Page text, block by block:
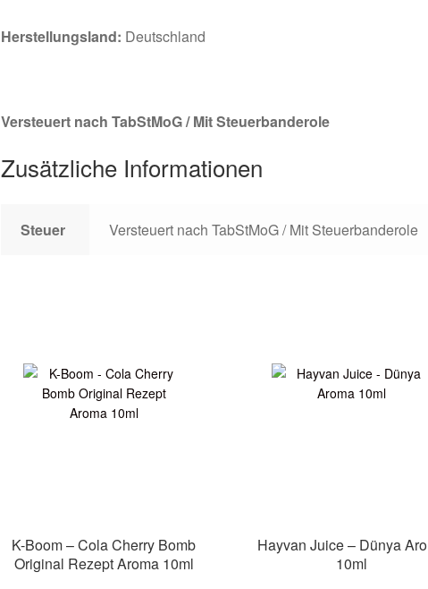
Herstellungsland: Deutschland
Versteuert nach TabStMoG / Mit Steuerbanderole
Zusätzliche Informationen
Steuer Versteuert nach TabStMoG / Mit Steuerbanderole
K-Boom – Cola Cherry Bomb
Original Rezept Aroma 10ml
Hayvan Juice – Dünya
10ml